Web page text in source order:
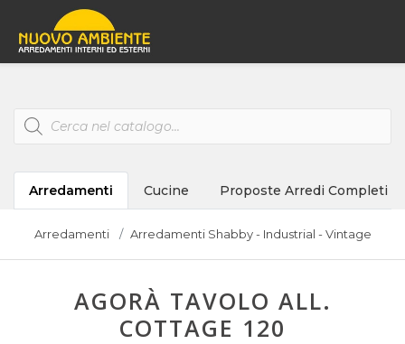
Products
search
Arredamenti Cucine Proposte Arredi Completi
Arredamenti Arredamenti Shabby - Industrial - Vintage
AGORÀ TAVOLO ALL.
COTTAGE 120